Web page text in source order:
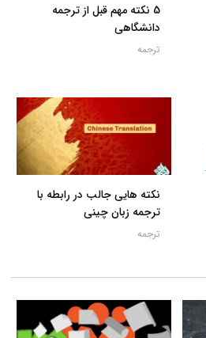
5 نکته مهم قبل از ترجمه
دانشگاهی
ترجمه
نکته هایی جالب در رابطه با
ترجمه زبان چینی
ترجمه